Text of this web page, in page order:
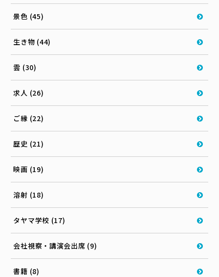
景色 (45)
生き物 (44)
雲 (30)
求人 (26)
ご縁 (22)
歴史 (21)
映画 (19)
溶射 (18)
タヤマ学校 (17)
会社視察・講演会出席 (9)
書籍 (8)